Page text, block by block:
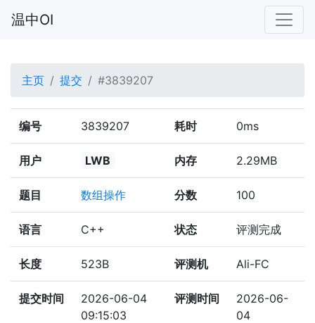
温中OI
主页 提交 #3839207
编号 3839207 耗时 0ms
用户 LWB 内存 2.29MB
题目 数组操作 分数 100
语言 C++ 状态 评测完成
长度 523B 评测机 Ali-FC
提交时间
2026-06-04
09:15:03
评测时间
2026-06-
04